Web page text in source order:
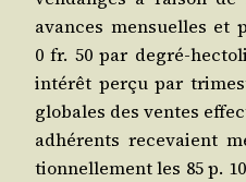
avances men­suelles et
0 fr. 50 par degré-
inté­rêt per­çu par
glo­bales des ventes
adhé­rents rece­vaient
tion­nel­le­ment les 85 p.